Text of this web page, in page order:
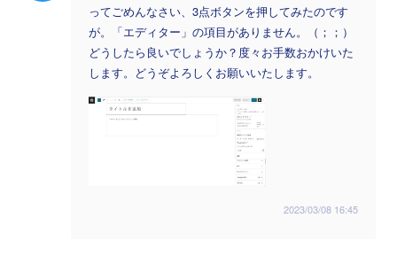
ってごめんなさい、3点ボタンを押してみたのです
が。「エディター」の項目がありません。（；；）
どうしたら良いでしょうか？度々お手数おかけいた
します。どうぞよろしくお願いいたします。
2023/03/08 16:45